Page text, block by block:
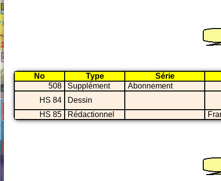
No Type
Série
508
Supplément
Abonnement
HS 84
Dessin
HS 85
Rédactionnel